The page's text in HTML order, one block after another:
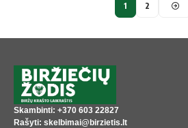
1 2
Skambinti: +370 603 22827
Rašyti: skelbimai@birzietis.lt